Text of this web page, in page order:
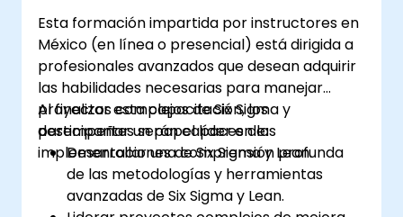
Esta formación impartida por instructores en
México (en línea o presencial) está dirigida a
profesionales avanzados que desean adquirir
las habilidades necesarias para manejar
proyectos complejos de Six Sigma y
desempeñar un papel líder en las
implementaciones de Six Sigma y Lean.
Al finalizar esta capacitación, los
participantes serán capaces de:
Desarrollar una comprensión profunda
de las metodologías y herramientas
avanzadas de Six Sigma y Lean.